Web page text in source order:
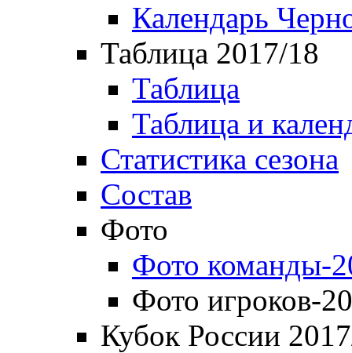
Календарь
Таблица 2017/18
Таблица
Таблица и
Статистика сезона
Состав
Фото
Фото команды-
Фото игроков-
Кубок России